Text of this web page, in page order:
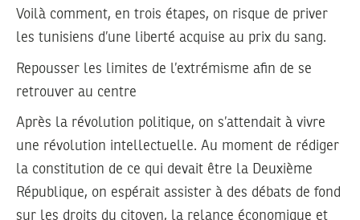
Voilà comment, en trois étapes, on risque de priver
les tunisiens d’une liberté acquise au prix du sang.
Repousser les limites de l’extrémisme afin de se
retrouver au centre
Après la révolution politique, on s’attendait à vivre
une révolution intellectuelle. Au moment de rédiger
la constitution de ce qui devait être la Deuxième
République, on espérait assister à des débats de fond
sur les droits du citoyen, la relance économique et